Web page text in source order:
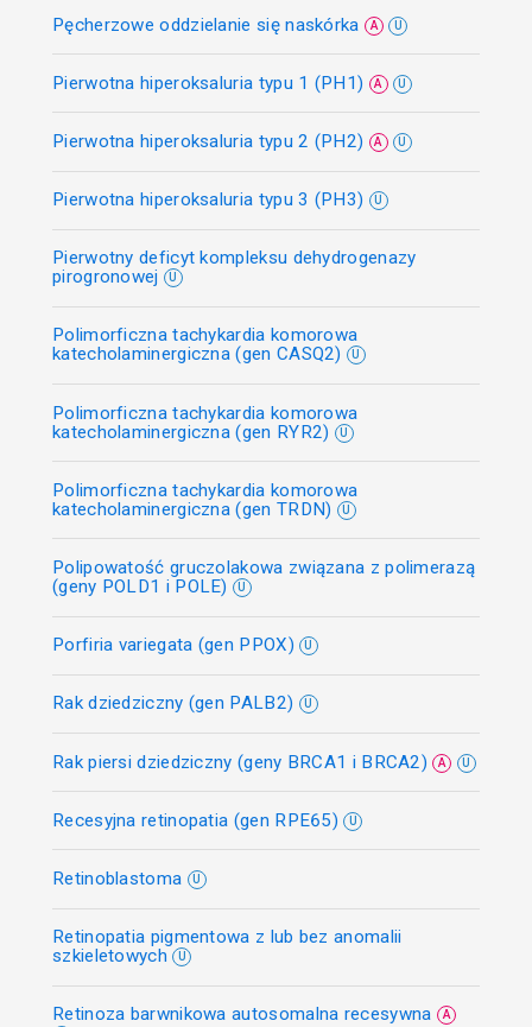
Pęcherzowe oddzielanie się naskórka A U
Pierwotna hiperoksaluria typu 1 (PH1) A U
Pierwotna hiperoksaluria typu 2 (PH2) A U
Pierwotna hiperoksaluria typu 3 (PH3) U
Pierwotny deficyt kompleksu dehydrogenazy
pirogronowej
U
Polimorficzna tachykardia komorowa
katecholaminergiczna (gen CASQ2)
U
Polimorficzna tachykardia komorowa
katecholaminergiczna (gen RYR2)
U
Polimorficzna tachykardia komorowa
katecholaminergiczna (gen TRDN)
U
Polipowatość gruczolakowa związana z polimerazą
(geny POLD1 i POLE)
U
Porfiria variegata (gen PPOX) U
Rak dziedziczny (gen PALB2) U
Rak piersi dziedziczny (geny BRCA1 i BRCA2) A U
Recesyjna retinopatia (gen RPE65) U
Retinoblastoma U
Retinopatia pigmentowa z lub bez anomalii
szkieletowych
U
Retinoza barwnikowa autosomalna recesywna
A